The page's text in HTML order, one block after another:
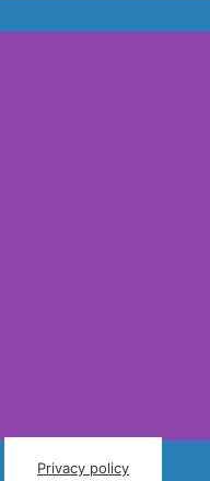
Privacy policy